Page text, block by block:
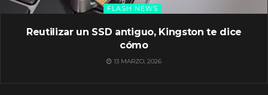
FLASH NEWS
Reutilizar un SSD antiguo, Kingston te dice
cómo
13 MARZO, 2026